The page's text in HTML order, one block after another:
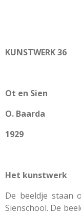
de
KUNSTWERK 36
Ot en Sien
O. Baarda
1929
Het kunstwerk
De beeldje staan
Sienschool. De